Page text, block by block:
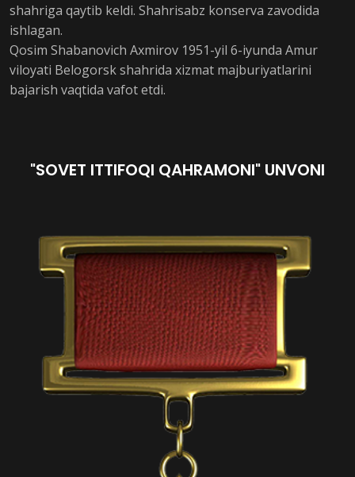
shahriga qaytib keldi. Shahrisabz konserva zavodida
ishlagan.
Qosim Shabanovich Axmirov 1951-yil 6-iyunda Amur
viloyati Belogorsk shahrida xizmat majburiyatlarini
bajarish vaqtida vafot etdi.
"SOVET ITTIFOQI QAHRAMONI" UNVONI